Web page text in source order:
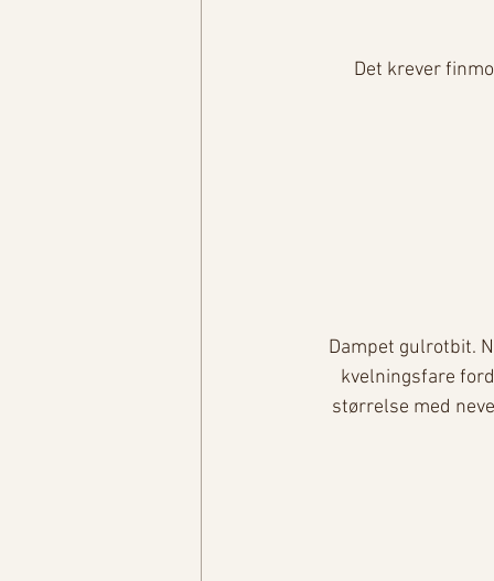
Det krever
Dampet gulrotbit.
kvelningsfare
størrelse med